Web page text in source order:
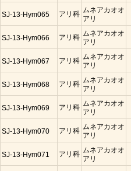
SJ-13-Hym065 アリ科 ムネアカオオ
アリ
SJ-13-Hym066 アリ科 ムネアカオオ
アリ
SJ-13-Hym067 アリ科 ムネアカオオ
アリ
SJ-13-Hym068 アリ科 ムネアカオオ
アリ
SJ-13-Hym069 アリ科 ムネアカオオ
アリ
SJ-13-Hym070 アリ科 ムネアカオオ
アリ
SJ-13-Hym071 アリ科 ムネアカオオ
アリ